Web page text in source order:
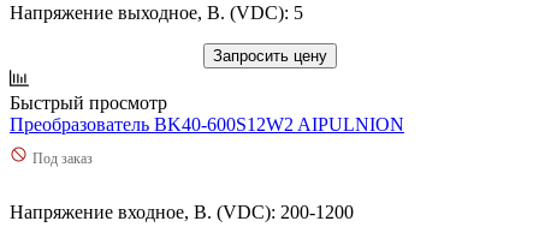
Напряжение выходное, В. (VDC): 5
Запросить цену
Быстрый просмотр
Преобразователь BK40-600S12W2 AIPULNION
Под заказ
Напряжение входное, В. (VDC): 200-1200